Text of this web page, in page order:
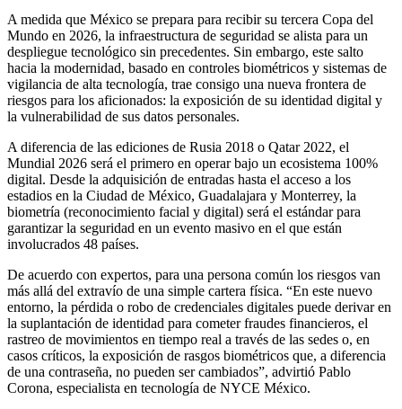
A medida que México se prepara para recibir su tercera Copa del
Mundo en 2026, la infraestructura de seguridad se alista para un
despliegue tecnológico sin precedentes. Sin embargo, este salto
hacia la modernidad, basado en controles biométricos y sistemas de
vigilancia de alta tecnología, trae consigo una nueva frontera de
riesgos para los aficionados: la exposición de su identidad digital y
la vulnerabilidad de sus datos personales.
A diferencia de las ediciones de Rusia 2018 o Qatar 2022, el
Mundial 2026 será el primero en operar bajo un ecosistema 100%
digital. Desde la adquisición de entradas hasta el acceso a los
estadios en la Ciudad de México, Guadalajara y Monterrey, la
biometría (reconocimiento facial y digital) será el estándar para
garantizar la seguridad en un evento masivo en el que están
involucrados 48 países.
De acuerdo con expertos, para una persona común los riesgos van
más allá del extravío de una simple cartera física. “En este nuevo
entorno, la pérdida o robo de credenciales digitales puede derivar en
la suplantación de identidad para cometer fraudes financieros, el
rastreo de movimientos en tiempo real a través de las sedes o, en
casos críticos, la exposición de rasgos biométricos que, a diferencia
de una contraseña, no pueden ser cambiados”, advirtió Pablo
Corona, especialista en tecnología de NYCE México.